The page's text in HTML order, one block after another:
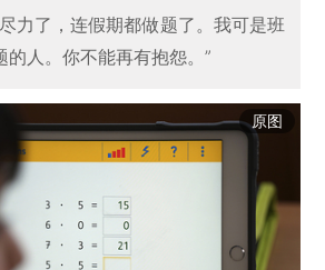
力了，连假期都做题了。我可是班
的人。你不能再有抱怨。”
原图